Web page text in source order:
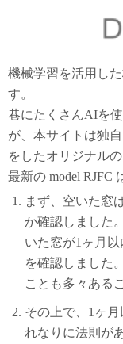
機械学習を活用し
す。
巷にたくさんAIを
が、本サイトは独
をしたオリジナル
最新の model RJFC
まず、空いた窓
か確認しました
いた窓が1ヶ月
を確認しました
ことも多々ある
その上で、1ヶ
れなりに法則が